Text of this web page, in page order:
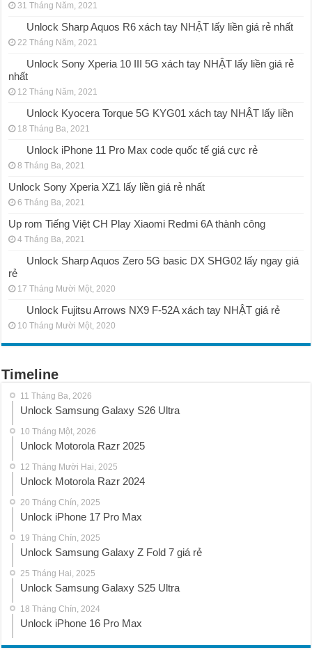
31 Tháng Năm, 2021
Unlock Sharp Aquos R6 xách tay NHẬT lấy liền giá rẻ nhất
22 Tháng Năm, 2021
Unlock Sony Xperia 10 III 5G xách tay NHẬT lấy liền giá rẻ
nhất
12 Tháng Năm, 2021
Unlock Kyocera Torque 5G KYG01 xách tay NHẬT lấy liền
18 Tháng Ba, 2021
Unlock iPhone 11 Pro Max code quốc tế giá cực rẻ
8 Tháng Ba, 2021
Unlock Sony Xperia XZ1 lấy liền giá rẻ nhất
6 Tháng Ba, 2021
Up rom Tiếng Việt CH Play Xiaomi Redmi 6A thành công
4 Tháng Ba, 2021
Unlock Sharp Aquos Zero 5G basic DX SHG02 lấy ngay giá
rẻ
17 Tháng Mười Một, 2020
Unlock Fujitsu Arrows NX9 F-52A xách tay NHẬT giá rẻ
10 Tháng Mười Một, 2020
Timeline
11 Tháng Ba, 2026
Unlock Samsung Galaxy S26 Ultra
10 Tháng Một, 2026
Unlock Motorola Razr 2025
12 Tháng Mười Hai, 2025
Unlock Motorola Razr 2024
20 Tháng Chín, 2025
Unlock iPhone 17 Pro Max
19 Tháng Chín, 2025
Unlock Samsung Galaxy Z Fold 7 giá rẻ
25 Tháng Hai, 2025
Unlock Samsung Galaxy S25 Ultra
18 Tháng Chín, 2024
Unlock iPhone 16 Pro Max